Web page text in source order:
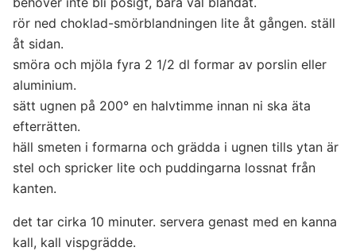
rör ned choklad-smörblandningen lite åt gången. ställ
åt sidan.
smöra och mjöla fyra 2 1/2 dl formar av porslin eller
aluminium.
sätt ugnen på 200° en halvtimme innan ni ska äta
efterrätten.
häll smeten i formarna och grädda i ugnen tills ytan är
stel och spricker lite och puddingarna lossnat från
kanten.
det tar cirka 10 minuter. servera genast med en kanna
kall, kall vispgrädde.